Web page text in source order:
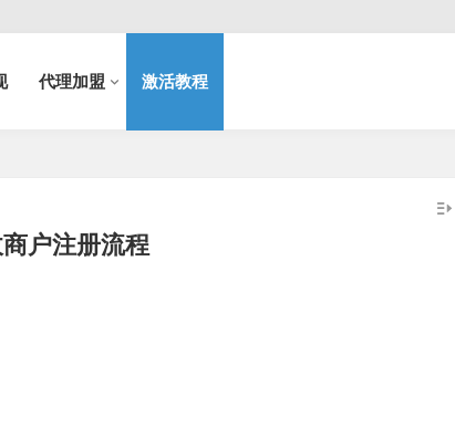
代理加盟 激活教程
户注册流程